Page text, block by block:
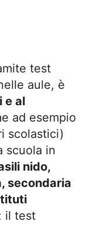
test
aule, è
e al
ad esempio
scolastici)
scuola in
nido,
secondaria
il test